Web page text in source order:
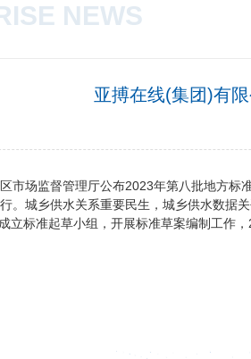
NEWS
亚搏在线(集团)有
市场监督管理厅公布2023年第八批地方标
。城乡供水关系重要民生，城乡供水数据
立标准起草小组，开展标准草案编制工作，